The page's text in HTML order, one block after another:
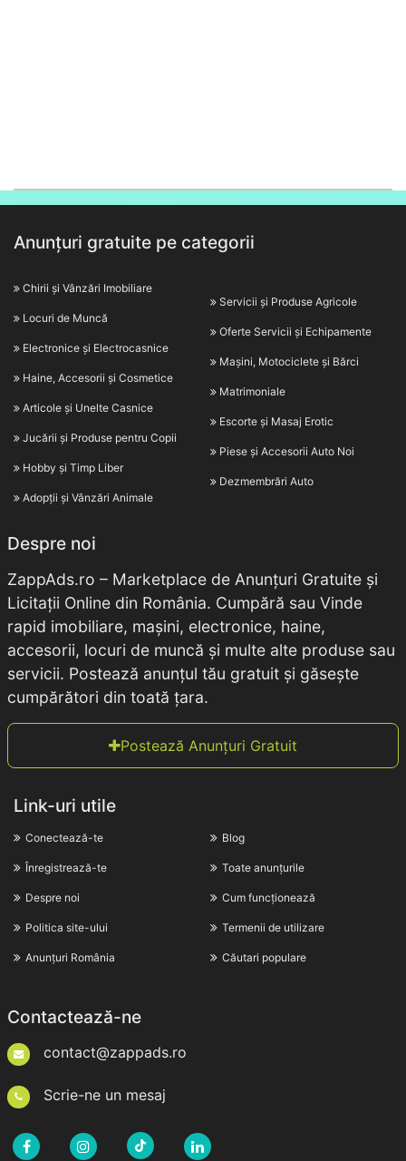
Anunțuri gratuite pe categorii
Chirii și Vânzări Imobiliare
Locuri de Muncă
Electronice și Electrocasnice
Haine, Accesorii și Cosmetice
Articole și Unelte Casnice
Jucării și Produse pentru Copii
Hobby și Timp Liber
Adopții și Vânzări Animale
Servicii și Produse Agricole
Oferte Servicii și Echipamente
Mașini, Motociclete și Bărci
Matrimoniale
Escorte și Masaj Erotic
Piese și Accesorii Auto Noi
Dezmembrări Auto
Despre noi
ZappAds.ro – Marketplace de Anunțuri Gratuite și
Licitații Online din România. Cumpără sau Vinde
rapid imobiliare, mașini, electronice, haine,
accesorii, locuri de muncă și multe alte produse sau
servicii. Postează anunțul tău gratuit și găsește
cumpărători din toată țara.
Postează Anunțuri Gratuit
Link-uri utile
Conectează-te
Înregistrează-te
Despre noi
Politica site-ului
Anunțuri România
Blog
Toate anunțurile
Cum funcționează
Termenii de utilizare
Căutari populare
Contactează-ne
contact@zappads.ro
Scrie-ne un mesaj